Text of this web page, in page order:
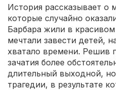
История рассказывает о
которые случайно
Барбара жили в
мечтали завести детей,
хватало времени. Решив
зачатия более
длительный выходной,
трагедии, в результате